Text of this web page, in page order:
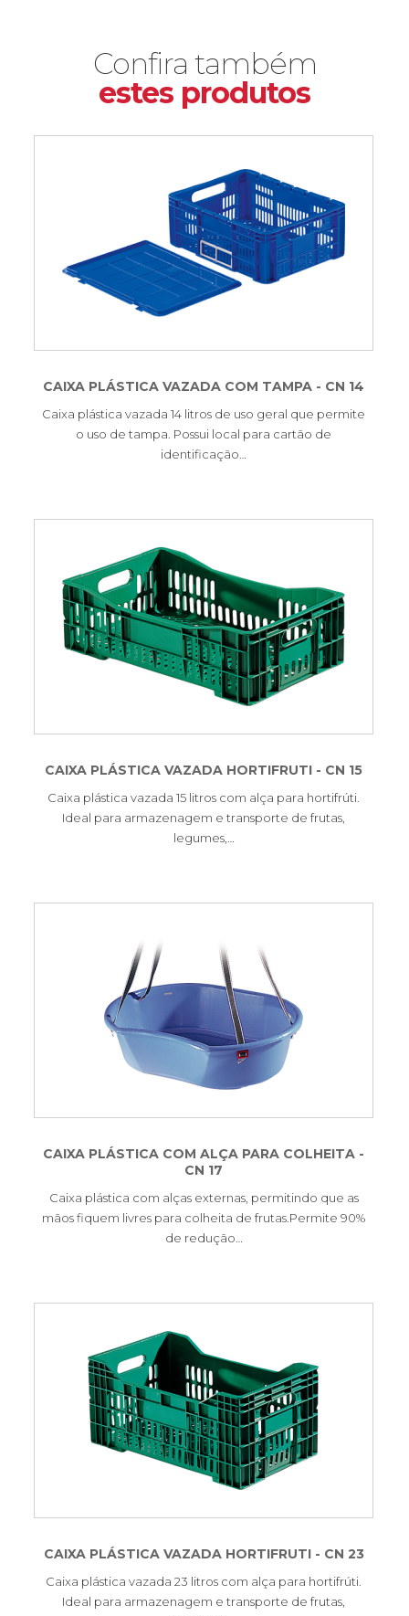
Confira também
estes produtos
CAIXA PLÁSTICA VAZADA COM TAMPA - CN 14
Caixa plástica vazada 14 litros de uso geral que permite
o uso de tampa. Possui local para cartão de
identificação…
CAIXA PLÁSTICA VAZADA HORTIFRUTI - CN 15
Caixa plástica vazada 15 litros com alça para hortifrúti.
Ideal para armazenagem e transporte de frutas,
legumes,…
CAIXA PLÁSTICA COM ALÇA PARA COLHEITA -
CN 17
Caixa plástica com alças externas, permitindo que as
mãos fiquem livres para colheita de frutas.Permite 90%
de redução…
CAIXA PLÁSTICA VAZADA HORTIFRUTI - CN 23
Caixa plástica vazada 23 litros com alça para hortifrúti.
Ideal para armazenagem e transporte de frutas,